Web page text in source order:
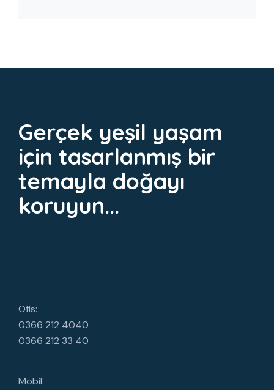
Gerçek yeşil yaşam
için tasarlanmış bir
temayla doğayı
koruyun...
Ofis:
0366 212 4040
0366 212 33 40
Mobil: